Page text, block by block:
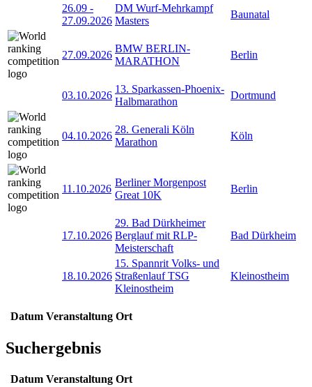
26.09 -
27.09.2026
DM Wurf-Mehrkampf
Masters
Baunatal
27.09.2026
BMW BERLIN-
MARATHON
Berlin
03.10.2026
13. Sparkassen-Phoenix-
Halbmarathon
Dortmund
04.10.2026
28. Generali Köln
Marathon
Köln
11.10.2026
Berliner Morgenpost
Great 10K
Berlin
17.10.2026
29. Bad Dürkheimer
Berglauf mit RLP-
Meisterschaft
Bad Dürkheim
18.10.2026
15. Spannrit Volks- und
Straßenlauf TSG
Kleinostheim
Kleinostheim
Datum Veranstaltung Ort
Suchergebnis
Datum Veranstaltung Ort